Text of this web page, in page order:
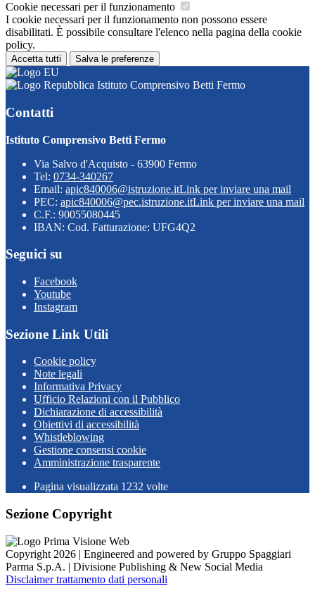
Cookie necessari per il funzionamento
I cookie necessari per il funzionamento non possono essere
disabilitati. È possibile consultare l'elenco nella pagina della cookie
policy.
Accetta tutti Salva le preferenze
Istituto Comprensivo Betti Fermo
Contatti
Istituto Comprensivo Betti Fermo
Via Salvo d'Acquisto - 63900 Fermo
Tel: 0734-340267
Email: apic840006@istruzione.itLink per inviare una mail
PEC: apic840006@pec.istruzione.itLink per inviare una mail
C.F.: 90055080445
IBAN: Cod. Fatturazione: UFG4Q2
Seguici su
Facebook
Youtube
Instagram
Sezione Link Utili
Cookie policy
Note legali
Informativa Privacy
Ufficio Relazioni con il Pubblico
Dichiarazione di accessibilità
Obiettivi di accessibilità
Whistleblowing
Gestione consensi cookie
Amministrazione trasparente
Pagina visualizzata 1232 volte
Sezione Copyright
Copyright 2026 | Engineered and powered by Gruppo Spaggiari
Parma S.p.A. | Divisione Publishing & New Social Media
Disclaimer trattamento dati personali